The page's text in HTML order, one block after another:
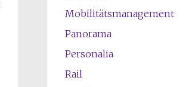
Mobilitätsmanagement
Panorama
Personalia
Rail